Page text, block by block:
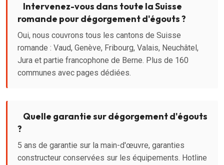
Intervenez-vous dans toute la Suisse
romande pour dégorgement d'égouts ?
Oui, nous couvrons tous les cantons de Suisse
romande : Vaud, Genève, Fribourg, Valais, Neuchâtel,
Jura et partie francophone de Berne. Plus de 160
communes avec pages dédiées.
Quelle garantie sur dégorgement d'égouts
?
5 ans de garantie sur la main-d'œuvre, garanties
constructeur conservées sur les équipements. Hotline